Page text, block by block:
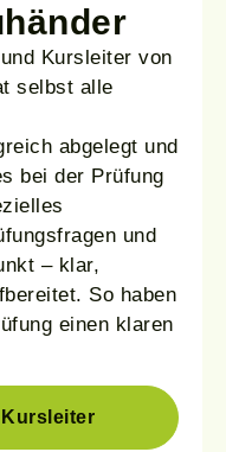
Kursleiter von
selbst alle
abgelegt und
bei der Prüfung
und
– klar,
So haben
einen klaren
Kursleiter